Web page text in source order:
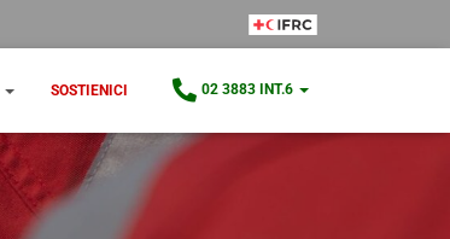
SOSTIENICI 02 3883 INT.6